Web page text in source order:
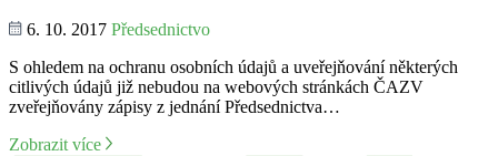
6. 10. 2017 Předsednictvo
S ohledem na ochranu osobních údajů a uveřejňování některých
citlivých údajů již nebudou na webových stránkách ČAZV
zveřejňovány zápisy z jednání Předsednictva…
Zobrazit více